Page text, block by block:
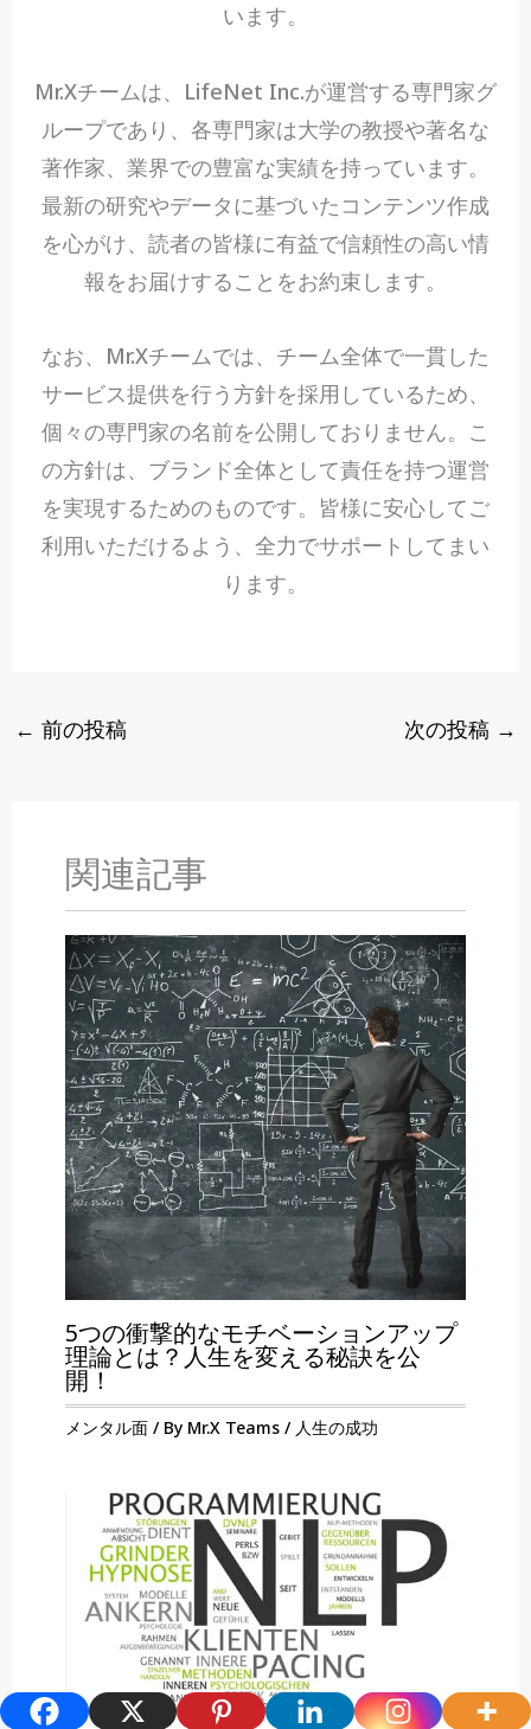
います。
Mr.Xチームは、LifeNet Inc.が運営する専門家グ
ループであり、各専門家は大学の教授や著名な
著作家、業界での豊富な実績を持っています。
最新の研究やデータに基づいたコンテンツ作成
を心がけ、読者の皆様に有益で信頼性の高い情
報をお届けすることをお約束します。
なお、Mr.Xチームでは、チーム全体で一貫した
サービス提供を行う方針を採用しているため、
個々の専門家の名前を公開しておりません。こ
の方針は、ブランド全体として責任を持つ運営
を実現するためのものです。皆様に安心してご
利用いただけるよう、全力でサポートしてまい
ります。
← 前の投稿 次の投稿 →
関連記事
5つの衝撃的なモチベーションアップ
理論とは？人生を変える秘訣を公
開！
メンタル面/ By Mr.X Teams / 人生の成功